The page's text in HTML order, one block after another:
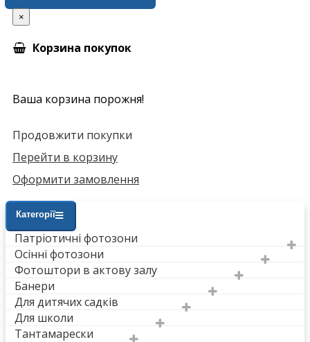
×
Корзина покупок
Ваша корзина порожня!
Продовжити покупки
Перейти в корзину
Оформити замовлення
Категорії
Патріотичні фотозони
Осінні фотозони
Фотоштори в актову залу
Банери
Для дитячих садків
Для школи
Тантамарески